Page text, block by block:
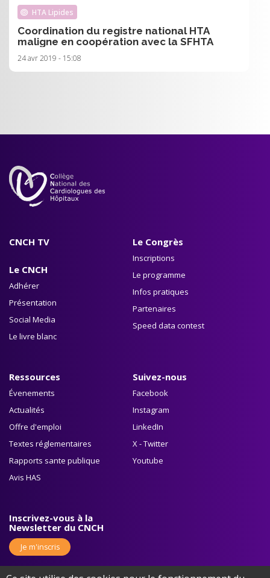
HTA Lipides
Coordination du registre national HTA
maligne en coopération avec la SFHTA
24 avr 2019 - 15:08
CNCH TV
Le CNCH
Adhérer
Présentation
Social Media
Le livre blanc
Le Congrès
Inscriptions
Le programme
Infos pratiques
Partenaires
Speed data contest
Ressources
Évenements
Actualités
Offre d'emploi
Textes réglementaires
Rapports sante publique
Avis HAS
Suivez-nous
Facebook
Instagram
LinkedIn
X - Twitter
Youtube
Inscrivez-vous à la
Newsletter du CNCH
Je m'inscris